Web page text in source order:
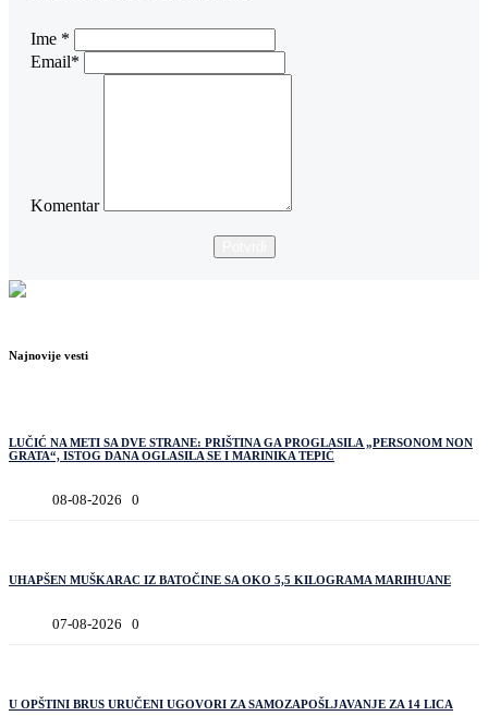
Ime *
Email*
Komentar
Najnovije vesti
LUČIĆ NA METI SA DVE STRANE: PRIŠTINA GA PROGLASILA „PERSONOM NON
GRATA“, ISTOG DANA OGLASILA SE I MARINIKA TEPIĆ
08-08-2026 0
UHAPŠEN MUŠKARAC IZ BATOČINE SA OKO 5,5 KILOGRAMA MARIHUANE
07-08-2026 0
U OPŠTINI BRUS URUČENI UGOVORI ZA SAMOZAPOŠLJAVANJE ZA 14 LICA